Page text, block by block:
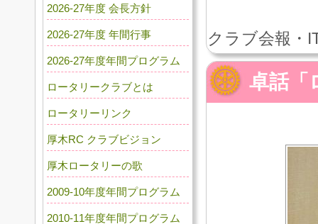
クラブ会報・
卓話「
2026-27年度 会長方針
2026-27年度 年間行事
2026-27年度年間プログラム
ロータリークラブとは
ロータリーリンク
厚木RC クラブビジョン
厚木ロータリーの歌
2009-10年度年間プログラム
2010-11年度年間プログラム